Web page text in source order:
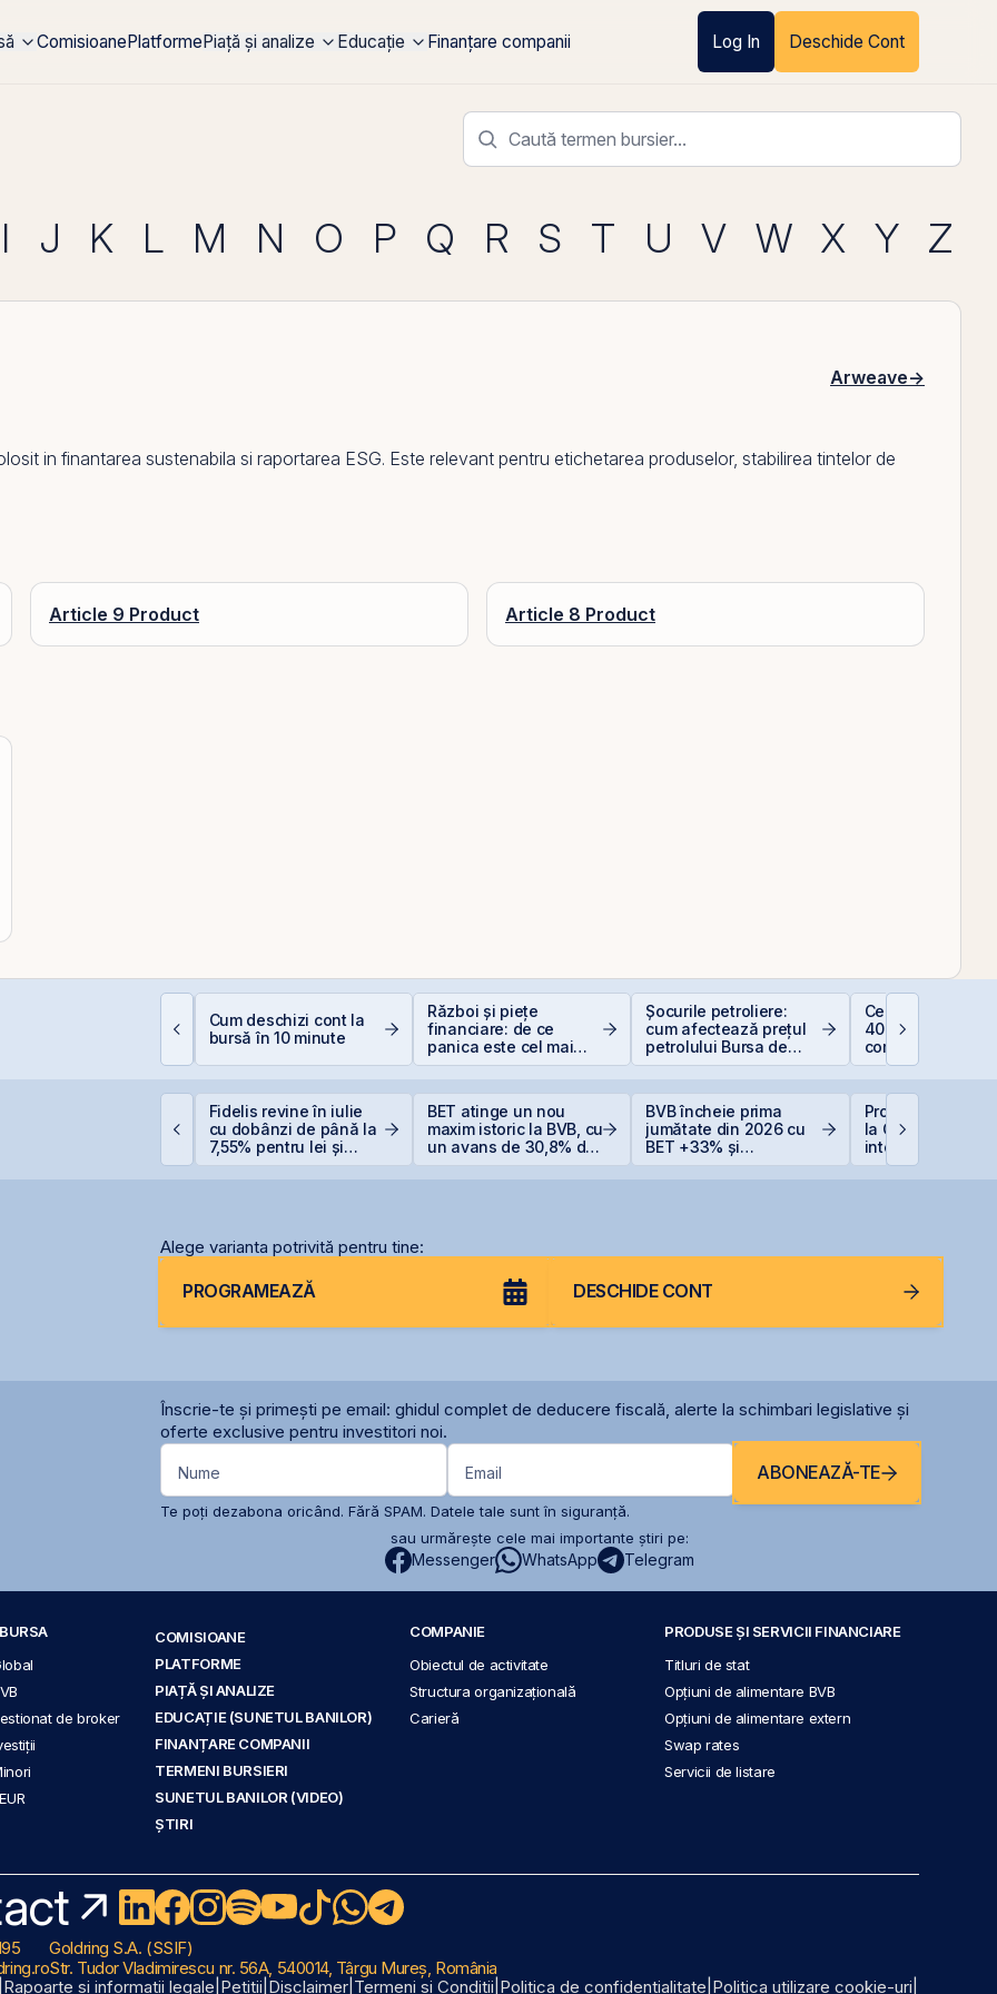
ComisioanePlatformePiață și analize Educație Finanțare companii Log In Deschide Cont
I J K L M N O P Q R S T U V W X Y Z
Arweave→
in finantarea sustenabila si raportarea ESG. Este relevant pentru etichetarea produselor, stabilirea tintelor de
Article 9 Product Article 8 Product
Cum deschizi cont la
bursă în 10 minute
Război și piețe
financiare: de ce
panica este cel mai
scump sfat
Șocurile petroliere:
cum afectează prețul
petrolului Bursa de
Valori București
Ce este
400 EUR — Ghid
complet
Fidelis revine în iulie
cu dobânzi de până la
7,55% pentru lei și
BET atinge un nou
maxim istoric la BVB, cu
un avans de 30,8% de
BVB încheie prima
jumătate din 2026 cu
BET +33% și
Producția
la Cernavodă,
integral din
secetei
Alege varianta potrivită pentru tine:
PROGRAMEAZĂ DESCHIDE CONT
Înscrie-te și primești pe email: ghidul complet de deducere fiscală, alerte la schimbari legislative și
oferte exclusive pentru investitori noi.
Nume Email ABONEAZĂ-TE
Te poți dezabona oricând. Fără SPAM. Datele tale sunt în siguranță.
sau urmărește cele mai importante știri pe:
Messenger WhatsApp Telegram
de broker
COMISIOANE
PLATFORME
PIAȚĂ ȘI ANALIZE
EDUCAȚIE (SUNETUL BANILOR)
FINANȚARE COMPANII
TERMENI BURSIERI
SUNETUL BANILOR (VIDEO)
ȘTIRI
COMPANIE
Obiectul de activitate
Structura organizațională
Carieră
PRODUSE ȘI SERVICII FINANCIARE
Titluri de stat
Opțiuni de alimentare BVB
Opțiuni de alimentare extern
Swap rates
Servicii de listare
Goldring S.A. (SSIF)
Str. Tudor Vladimirescu nr. 56A, 540014, Târgu Mureș, România
Rapoarte și informații legale Petiții Disclaimer Termeni și Condiții Politica de confidențialitate Politica utilizare cookie-uri